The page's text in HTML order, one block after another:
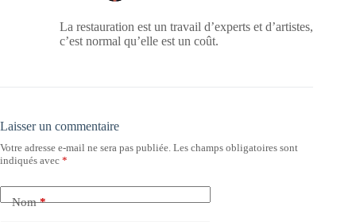
La restauration est un travail d’experts et d’artistes,
c’est normal qu’elle est un coût.
Laisser un commentaire
Votre adresse e-mail ne sera pas publiée. Les champs obligatoires sont
indiqués avec *
Nom*